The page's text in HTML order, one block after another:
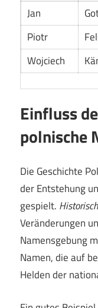
Jan
Piotr
Wojciech
Einfluss
polnische
Die Geschichte
der Entstehung
gespielt.
Veränderungen
Namensgebung
Namen, die auf
Helden der